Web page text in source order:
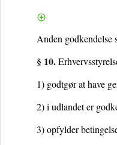
Anden godkendelse
§ 10.
1) godtgør at have
2) i udlandet er
3) opfylder